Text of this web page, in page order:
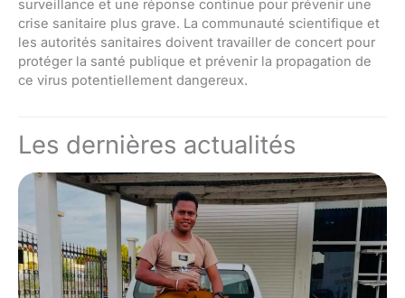
surveillance et une réponse continue pour prévenir une
crise sanitaire plus grave. La communauté scientifique et
les autorités sanitaires doivent travailler de concert pour
protéger la santé publique et prévenir la propagation de
ce virus potentiellement dangereux.
Les dernières actualités